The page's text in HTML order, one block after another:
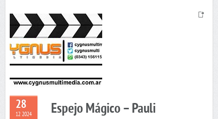
28
12 2024 Espejo Mágico – Pauli